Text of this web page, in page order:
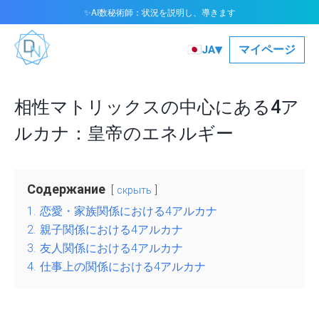
🇯🇵JA▾ マイページ
相性マトリックスの中心にある4ア
ルカナ：皇帝のエネルギー
Содержание скрыть
1. 恋愛・家族関係における4アルカナ
2. 親子関係における4アルカナ
3. 友人関係における4アルカナ
4. 仕事上の関係における4アルカナ
✨AI数秘術師：状況を説明し、導きます